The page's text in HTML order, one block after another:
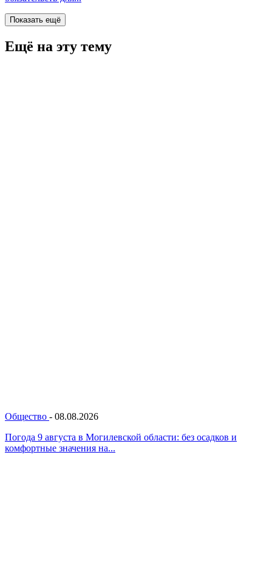
Показать ещё
Ещё на эту тему
Общество - 08.08.2026
Погода 9 августа в Могилевской области: без осадков и
комфортные значения на...